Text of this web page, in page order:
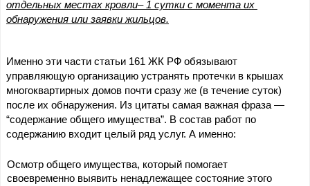
отдельных местах кровли– 1 сутки с момента их
обнаружения или заявки жильцов.
Именно эти части статьи 161 ЖК РФ обязывают
управляющую организацию устранять протечки в крышах
многоквартирных домов почти сразу же (в течение суток)
после их обнаружения. Из цитаты самая важная фраза —
“содержание общего имущества”. В состав работ по
содержанию входит целый ряд услуг. А именно:
Осмотр общего имущества, который помогает
своевременно выявить ненадлежащее состояние этого